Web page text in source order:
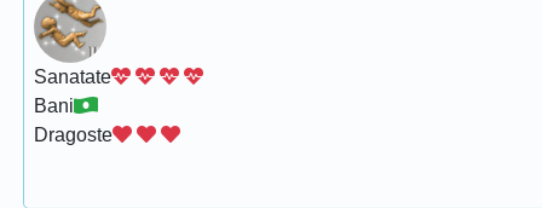
Sanatate
Bani
Dragoste